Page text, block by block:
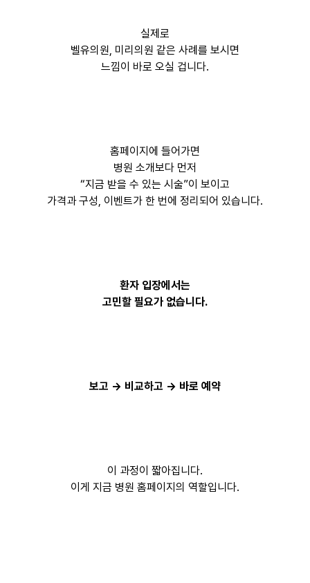
실제로
벨유의원, 미리의원 같은 사례를 보시면
느낌이 바로 오실 겁니다.
홈페이지에 들어가면
병원 소개보다 먼저
“지금 받을 수 있는 시술”이 보이고
가격과 구성, 이벤트가 한 번에 정리되어 있습니다.
환자 입장에서는
고민할 필요가 없습니다.
보고 → 비교하고 → 바로 예약
이 과정이 짧아집니다.
이게 지금 병원 홈페이지의 역할입니다.